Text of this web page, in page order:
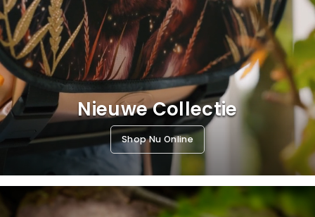
Nieuwe Collectie
Shop Nu Online